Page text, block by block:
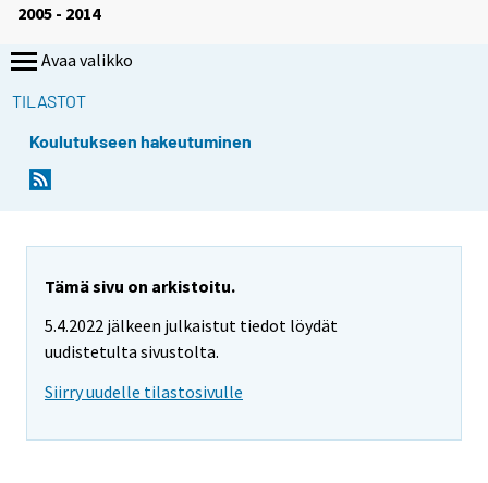
2005 - 2014
Avaa valikko
TILASTOT
Koulutukseen hakeutuminen
Tämä sivu on arkistoitu.
5.4.2022 jälkeen julkaistut tiedot löydät
uudistetulta sivustolta.
Siirry uudelle tilastosivulle